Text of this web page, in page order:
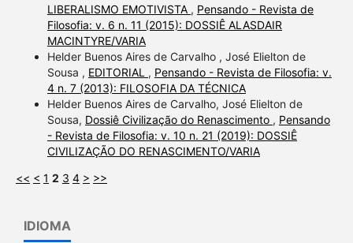
LIBERALISMO EMOTIVISTA , Pensando - Revista de
Filosofia: v. 6 n. 11 (2015): DOSSIÊ ALASDAIR
MACINTYRE/VARIA
Helder Buenos Aires de Carvalho , José Elielton de
Sousa , EDITORIAL , Pensando - Revista de Filosofia: v.
4 n. 7 (2013): FILOSOFIA DA TÉCNICA
Helder Buenos Aires de Carvalho, José Elielton de
Sousa, Dossiê Civilização do Renascimento , Pensando
- Revista de Filosofia: v. 10 n. 21 (2019): DOSSIÊ
CIVILIZAÇÃO DO RENASCIMENTO/VARIA
<< < 1 2 3 4 > >>
IDIOMA